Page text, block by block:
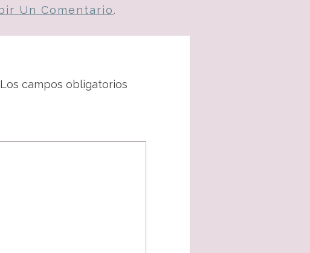
Un Comentario.
Los campos obligatorios